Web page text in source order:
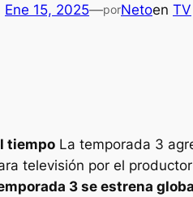
Ene 15, 2025—porNetoen TV
tiempo La temporada 3
televisión por el
3 se estrena